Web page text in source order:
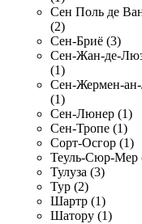
Сен Поль де
(2)
Сен-Бриё (3)
Сен-Жан-де-
(1)
Сен-Жермен-
(1)
Сен-Люнер (1)
Сен-Тропе (1)
Сорт-Осгор (1)
Теуль-Сюр-Мер
Тулуза (3)
Тур (2)
Шартр (1)
Шатору (1)